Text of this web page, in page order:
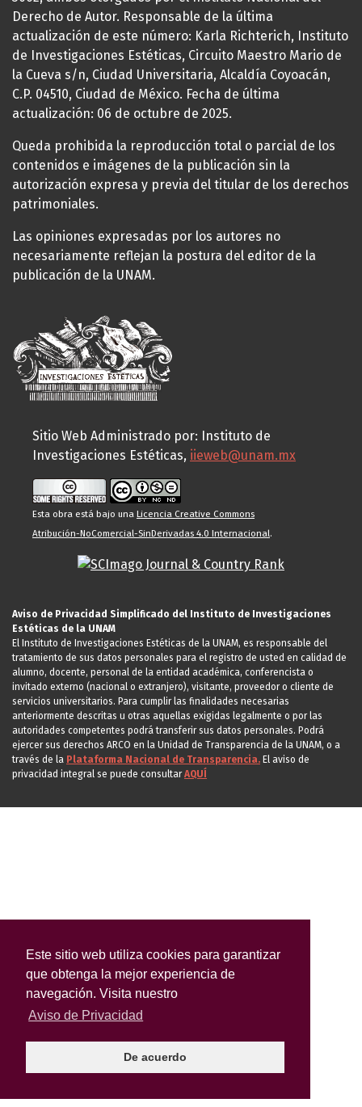
Este sitio web utiliza cookies para garantizar
que obtenga la mejor experiencia de
navegación. Visita nuestro
Aviso de Privacidad
De acuerdo
Derecho de Autor. Responsable de la última
actualización de este número: Karla Richterich, Instituto
de Investigaciones Estéticas, Circuito Maestro Mario de
la Cueva s/n, Ciudad Universitaria, Alcaldía Coyoacán,
C.P. 04510, Ciudad de México. Fecha de última
actualización: 06 de octubre de 2025.
Queda prohibida la reproducción total o parcial de los
contenidos e imágenes de la publicación sin la
autorización expresa y previa del titular de los derechos
patrimoniales.
Las opiniones expresadas por los autores no
necesariamente reflejan la postura del editor de la
publicación de la UNAM.
Sitio Web Administrado por: Instituto de
Investigaciones Estéticas, iieweb@unam.mx
Esta obra está bajo una Licencia Creative Commons
Atribución-NoComercial-SinDerivadas 4.0 Internacional.
Aviso de Privacidad Simplificado del Instituto de Investigaciones
Estéticas de la UNAM
El Instituto de Investigaciones Estéticas de la UNAM, es responsable del
tratamiento de sus datos personales para el registro de usted en calidad de
alumno, docente, personal de la entidad académica, conferencista o
invitado externo (nacional o extranjero), visitante, proveedor o cliente de
servicios universitarios. Para cumplir las finalidades necesarias
anteriormente descritas u otras aquellas exigidas legalmente o por las
autoridades competentes podrá transferir sus datos personales. Podrá
ejercer sus derechos ARCO en la Unidad de Transparencia de la UNAM, o a
través de la Plataforma Nacional de Transparencia. El aviso de
privacidad integral se puede consultarAQUÍ